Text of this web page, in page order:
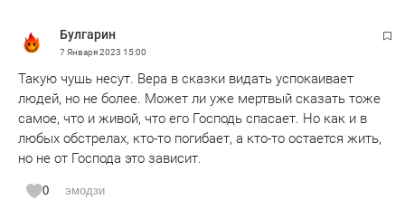
Булгарин
7 Января 2023 15:00
Такую чушь несут. Вера в сказки видать успокаивает
людей, но не более. Может ли уже мертвый сказать тоже
самое, что и живой, что его Господь спасает. Но как и в
любых обстрелах, кто-то погибает, а кто-то остается жить,
но не от Господа это зависит.
0 эмодзи